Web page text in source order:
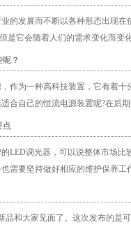
的发展而不断以各种形态出现
是它会随着人们的需求变化而变
？
作为一种高科技装置，它有着
合自己的恒流电源装置呢?在后
点
LED调光器，可以说整体市场
需要坚持做好相应的维护保养工
品和大家见面了。这次发布的